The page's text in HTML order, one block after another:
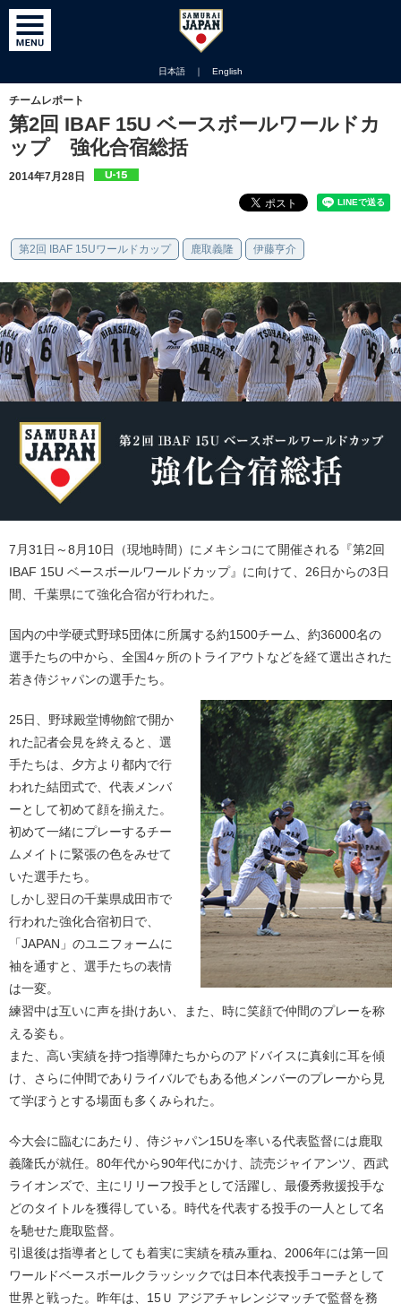
日本語 ｜ English
チームレポート
第2回 IBAF 15U ベースボールワールドカ
ップ 強化合宿総括
2014年7月28日
第2回 IBAF 15Uワールドカップ 鹿取義隆 伊藤亨介
7月31日～8月10日（現地時間）にメキシコにて開催される『第2回
IBAF 15U ベースボールワールドカップ』に向けて、26日からの3日
間、千葉県にて強化合宿が行われた。
国内の中学硬式野球5団体に所属する約1500チーム、約36000名の
選手たちの中から、全国4ヶ所のトライアウトなどを経て選出された
若き侍ジャパンの選手たち。
25日、野球殿堂博物館で開か
れた記者会見を終えると、選
手たちは、夕方より都内で行
われた結団式で、代表メンバ
ーとして初めて顔を揃えた。
初めて一緒にプレーするチー
ムメイトに緊張の色をみせて
いた選手たち。
しかし翌日の千葉県成田市で
行われた強化合宿初日で、
「JAPAN」のユニフォームに
袖を通すと、選手たちの表情
は一変。
練習中は互いに声を掛けあい、また、時に笑顔で仲間のプレーを称
える姿も。
また、高い実績を持つ指導陣たちからのアドバイスに真剣に耳を傾
け、さらに仲間でありライバルでもある他メンバーのプレーから見
て学ぼうとする場面も多くみられた。
今大会に臨むにあたり、侍ジャパン15Uを率いる代表監督には鹿取
義隆氏が就任。80年代から90年代にかけ、読売ジャイアンツ、西武
ライオンズで、主にリリーフ投手として活躍し、最優秀救援投手な
どのタイトルを獲得している。時代を代表する投手の一人として名
を馳せた鹿取監督。
引退後は指導者としても着実に実績を積み重ね、2006年には第一回
ワールドベースボールクラッシックでは日本代表投手コーチとして
世界と戦った。昨年は、15Ｕ アジアチャレンジマッチで監督を務